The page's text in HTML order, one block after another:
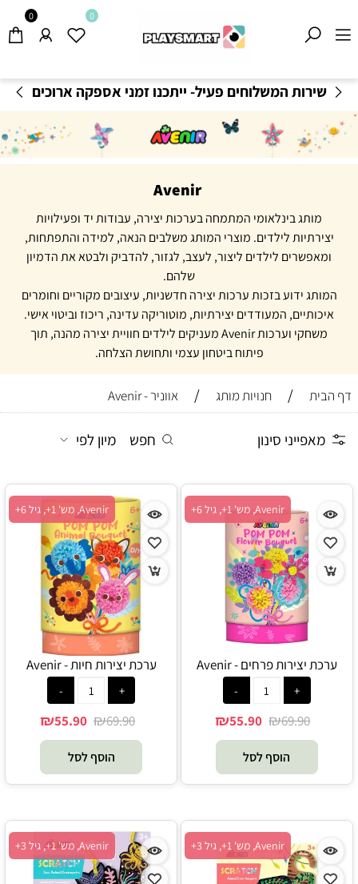
משלוחים חינם בקנייה מעל 199₪
- תקנון משלוחים
0 0
Avenir
מותג בינלאומי המתמחה בערכות יצירה, עבודות יד ופעילויות
יצירתיות לילדים. מוצרי המותג משלבים הנאה, למידה והתפתחות,
ומאפשרים לילדים ליצור, לעצב, לגזור, להדביק ולבטא את הדמיון
שלהם.
המותג ידוע בזכות ערכות יצירה חדשניות, עיצובים מקוריים וחומרים
איכותיים, המעודדים יצירתיות, מוטוריקה עדינה, ריכוז וביטוי אישי.
משחקי וערכות Avenir מעניקים לילדים חוויית יצירה מהנה, תוך
פיתוח ביטחון עצמי ותחושת הצלחה.
דף הבית / חנויות מותג / אווניר - Avenir
מאפייני סינון חפש מיון לפי
Avenir, מש' 1+, גיל 6+
ערכת יצירות פרחים - Avenir
₪69.90
₪55.90
הוסף לסל
Avenir, מש' 1+, גיל 6+
ערכת יצירות חיות - Avenir
₪69.90
₪55.90
הוסף לסל
Avenir, מש' 1+, גיל 3+ Avenir, מש' 1+, גיל 3+